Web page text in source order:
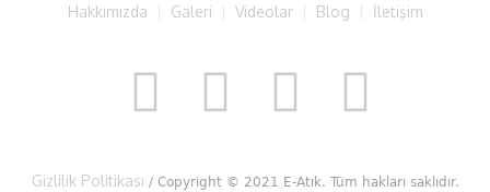
Hakkımızda Galeri Videolar Blog İletişim
Gizlilik Politikası / Copyright © 2021 E-Atık. Tüm hakları saklıdır.